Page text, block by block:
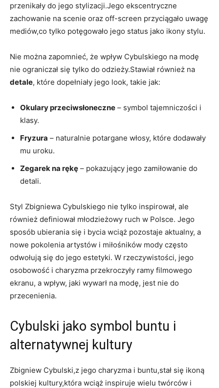
przenikały do jego stylizacji.Jego ekscentryczne
zachowanie na scenie oraz off-screen przyciągało uwagę
mediów,co tylko potęgowało jego status jako ikony stylu.
Nie można zapomnieć, że wpływ Cybulskiego na modę
nie ograniczał się tylko do odzieży.Stawiał również na
detale, które dopełniały jego look, takie jak:
Okulary przeciwsłoneczne – symbol tajemniczości i
klasy.
Fryzura – naturalnie potargane włosy, które dodawały
mu uroku.
Zegarek na rękę – pokazujący jego zamiłowanie do
detali.
Styl Zbigniewa Cybulskiego nie tylko inspirował, ale
również definiował młodzieżowy ruch w Polsce. Jego
sposób ubierania się i bycia wciąż pozostaje aktualny, a
nowe pokolenia artystów i miłośników mody często
odwołują się do jego estetyki. W rzeczywistości, jego
osobowość i charyzma przekroczyły ramy filmowego
ekranu, a wpływ, jaki wywarł na modę, jest nie do
przecenienia.
Cybulski jako symbol buntu i
alternatywnej kultury
Zbigniew Cybulski,z jego charyzma i buntu,stał się ikoną
polskiej kultury,która wciąż inspiruje wielu twórców i